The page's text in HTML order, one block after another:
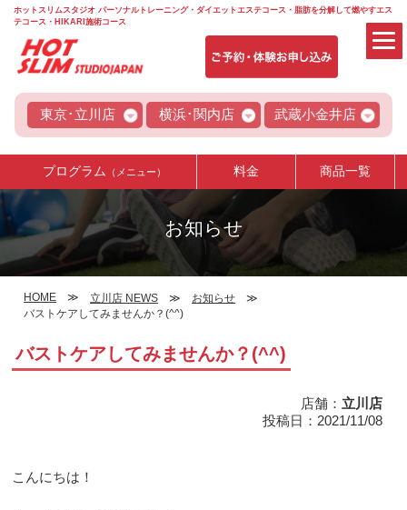
ホットスリムスタジオ パーソナルトレーニング・ダイエットエステコース・脂肪を分解して燃やすエス
テコース・HIKARI施術コース
東京･立川店 横浜･関内店 武蔵小金井店
プログラム （メニュー） 料金 商品一覧
お知らせ
HOME 立川店 NEWS
お知らせ
バストケアしてみませんか？(^^)
バストケアしてみませんか？(^^)
店舗： 立川店
投稿日：2021/11/08
こんにちは！